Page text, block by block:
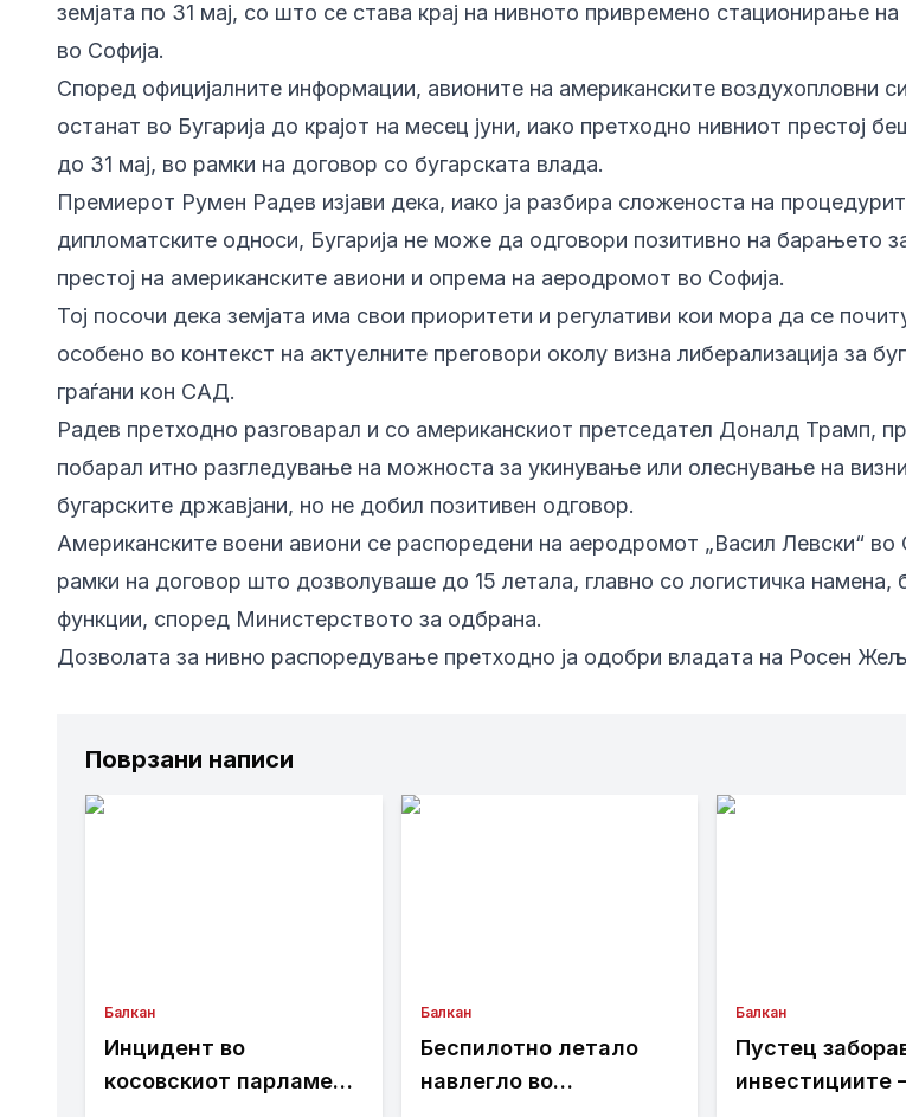
земјата по 31 мај, со што се става крај на нивното привремено стационирање
во Софија.
Според официјалните информации, авионите на американските воздухопловни
останат во Бугарија до крајот на месец јуни, иако претходно нивниот престој
до 31 мај, во рамки на договор со бугарската влада.
Премиерот Румен Радев изјави дека, иако ја разбира сложеноста на
дипломатските односи, Бугарија не може да одговори позитивно на барањето
престој на американските авиони и опрема на аеродромот во Софија.
Тој посочи дека земјата има свои приоритети и регулативи кои мора да се
особено во контекст на актуелните преговори околу визна либерализација за
граѓани кон САД.
Радев претходно разговарал и со американскиот претседател Доналд Трамп,
побарал итно разгледување на можноста за укинување или олеснување на
бугарските државјани, но не добил позитивен одговор.
Американските воени авиони се распоредени на аеродромот „Васил Левски“ во
рамки на договор што дозволуваше до 15 летала, главно со логистичка намена,
функции, според Министерството за одбрана.
Дозволата за нивно распоредување претходно ја одобри владата на Росен
Поврзани написи
Балкан
Инцидент во
косовскиот парламент
Балкан
Беспилотно летало
навлегло во
Балкан
Пустец
инвестициите